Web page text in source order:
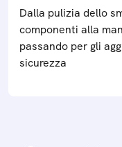
Dalla pulizia dello
componenti alla
passando per gli
sicurezza